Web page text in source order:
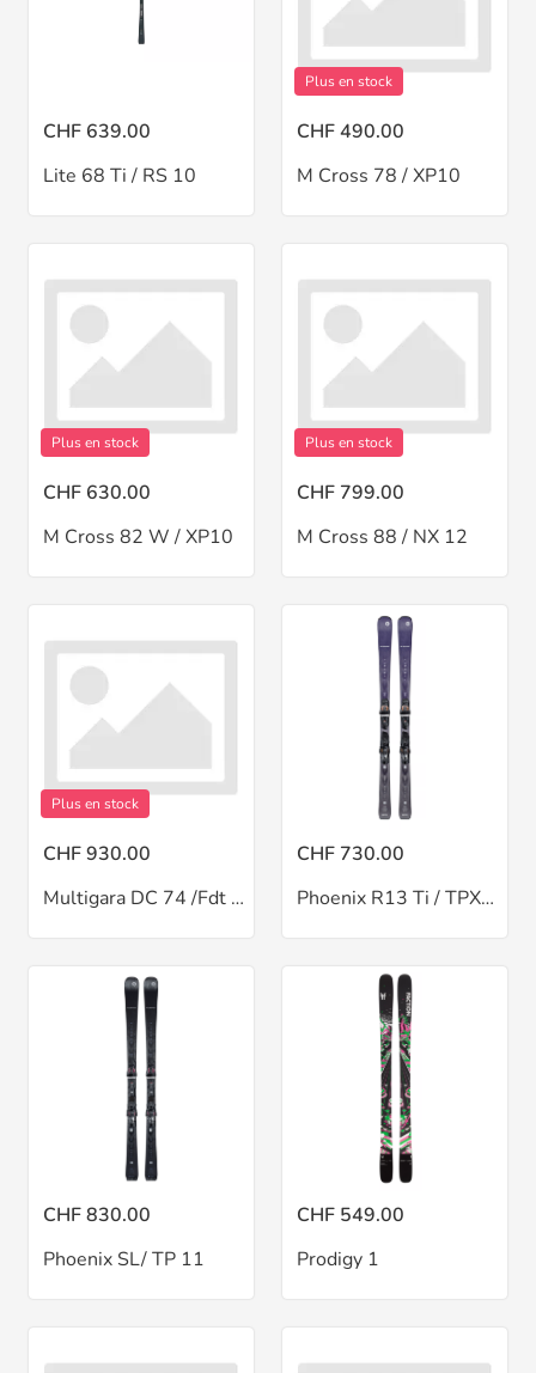
CHF 639.00
Lite 68 Ti / RS 10
Plus en stock
CHF 490.00
M Cross 78 / XP10
Plus en stock
CHF 630.00
M Cross 82 W / XP10
Plus en stock
CHF 799.00
M Cross 88 / NX 12
Plus en stock
CHF 930.00
Multigara DC 74 /Fdt 12
CHF 730.00
Phoenix R13 Ti / TPX12
CHF 830.00
Phoenix SL/ TP 11
CHF 549.00
Prodigy 1